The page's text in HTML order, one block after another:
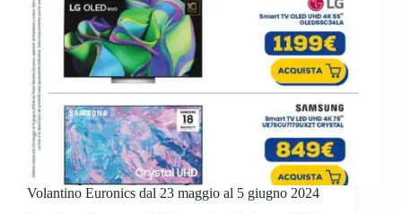
Volantino Euronics dal 23 maggio al 5 giugno 2024